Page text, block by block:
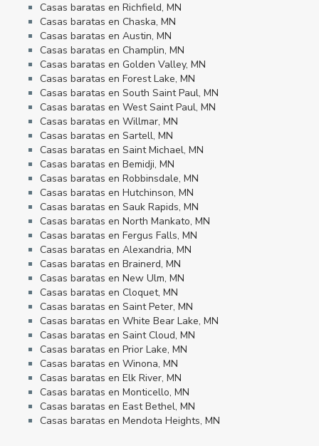
Casas baratas en Richfield, MN
Casas baratas en Chaska, MN
Casas baratas en Austin, MN
Casas baratas en Champlin, MN
Casas baratas en Golden Valley, MN
Casas baratas en Forest Lake, MN
Casas baratas en South Saint Paul, MN
Casas baratas en West Saint Paul, MN
Casas baratas en Willmar, MN
Casas baratas en Sartell, MN
Casas baratas en Saint Michael, MN
Casas baratas en Bemidji, MN
Casas baratas en Robbinsdale, MN
Casas baratas en Hutchinson, MN
Casas baratas en Sauk Rapids, MN
Casas baratas en North Mankato, MN
Casas baratas en Fergus Falls, MN
Casas baratas en Alexandria, MN
Casas baratas en Brainerd, MN
Casas baratas en New Ulm, MN
Casas baratas en Cloquet, MN
Casas baratas en Saint Peter, MN
Casas baratas en White Bear Lake, MN
Casas baratas en Saint Cloud, MN
Casas baratas en Prior Lake, MN
Casas baratas en Winona, MN
Casas baratas en Elk River, MN
Casas baratas en Monticello, MN
Casas baratas en East Bethel, MN
Casas baratas en Mendota Heights, MN